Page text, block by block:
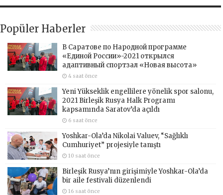
Popüler Haberler
В Саратове по Народной программе
«Единой России»-2021 открылся
адаптивный спортзал «Новая высота»
4 saat önce
Yeni Yükseklik engellilere yönelik spor salonu,
2021 Birleşik Rusya Halk Programı
kapsamında Saratov’da açıldı
6 saat önce
Yoshkar-Ola’da Nikolai Valuev, “Sağlıklı
Cumhuriyet” projesiyle tanıştı
10 saat önce
Birleşik Rusya’nın girişimiyle Yoshkar-Ola’da
bir aile festivali düzenlendi
16 saat önce